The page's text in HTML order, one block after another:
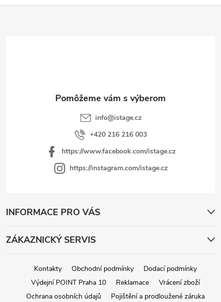
info@istage.cz
+420 216 216 003
https://www.facebook.com/istage.cz
https://instagram.com/istage.cz
INFORMACE PRO VÁS
ZÁKAZNICKÝ SERVIS
Kontakty Obchodní podmínky
Dodací podmínky
Výdejní POINT Praha 10
Reklamace
Vrácení zboží
Ochrana osobních údajů
Pojištění a prodloužené záruka